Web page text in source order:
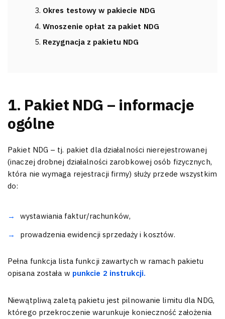
Okres testowy w pakiecie NDG
Wnoszenie opłat za pakiet NDG
Rezygnacja z pakietu NDG
1. Pakiet NDG – informacje
ogólne
Pakiet NDG – tj. pakiet dla działalności nierejestrowanej
(inaczej drobnej działalności zarobkowej osób fizycznych,
która nie wymaga rejestracji firmy) służy przede wszystkim
do:
wystawiania faktur/rachunków,
prowadzenia ewidencji sprzedaży i kosztów.
Pełna funkcja lista funkcji zawartych w ramach pakietu
opisana została w punkcie 2 instrukcji.
Niewątpliwą zaletą pakietu jest pilnowanie limitu dla NDG,
którego przekroczenie warunkuje konieczność założenia